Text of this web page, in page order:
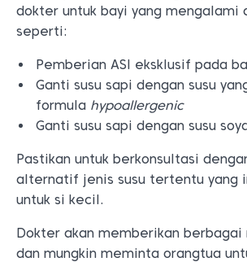
dokter untuk bayi yang mengalami
seperti:
Pemberian ASI eksklusif pada
Ganti susu sapi dengan susu
formula hypoallergenic
Ganti susu sapi dengan susu
Pastikan untuk berkonsultasi
alternatif jenis susu tertentu yang
untuk si kecil.
Dokter akan memberikan berbagai
dan mungkin meminta orangtua